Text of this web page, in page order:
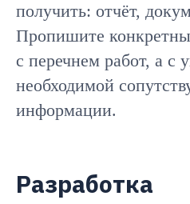
получить: отчёт,
Пропишите
с перечнем работ, а с
необходимой
информации.
Разработка